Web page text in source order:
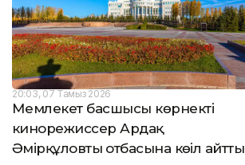
20:03, 07 Тамыз 2026
Мемлекет басшысы көрнекті
кинорежиссер Ардақ
Әмірқұловтың отбасына көңіл айтты